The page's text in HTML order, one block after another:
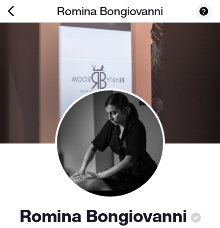
Romina Bongiovanni
Romina Bongiovanni